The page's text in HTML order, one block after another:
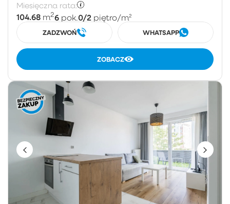
Miesięczna rata:
104.68 m26 pok.0/2 piętro/m²
ZADZWOŃ WHATSAPP
ZOBACZ